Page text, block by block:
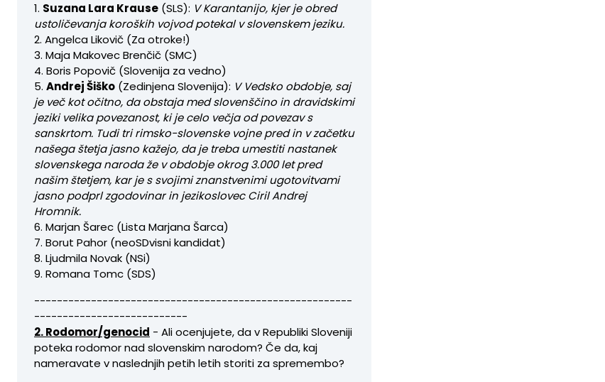
1. Suzana Lara Krause (SLS): V Karantanijo, kjer je obred
ustoličevanja koroških vojvod potekal v slovenskem jeziku.
2. Angelca Likovič (Za otroke!)
3. Maja Makovec Brenčič (SMC)
4. Boris Popovič (Slovenija za vedno)
5. Andrej Šiško (Zedinjena Slovenija): V Vedsko obdobje, saj
je več kot očitno, da obstaja med slovenščino in dravidskimi
jeziki velika povezanost, ki je celo večja od povezav s
sanskrtom. Tudi tri rimsko-slovenske vojne pred in v začetku
našega štetja jasno kažejo, da je treba umestiti nastanek
slovenskega naroda že v obdobje okrog 3.000 let pred
našim štetjem, kar je s svojimi znanstvenimi ugotovitvami
jasno podprl zgodovinar in jezikoslovec Ciril Andrej
Hromnik.
6. Marjan Šarec (Lista Marjana Šarca)
7. Borut Pahor (neoSDvisni kandidat)
8. Ljudmila Novak (NSi)
9. Romana Tomc (SDS)
--------------------------------------------------------
---------------------------
2. Rodomor/genocid - Ali ocenjujete, da v Republiki Sloveniji
poteka rodomor nad slovenskim narodom? Če da, kaj
nameravate v naslednjih petih letih storiti za spremembo?